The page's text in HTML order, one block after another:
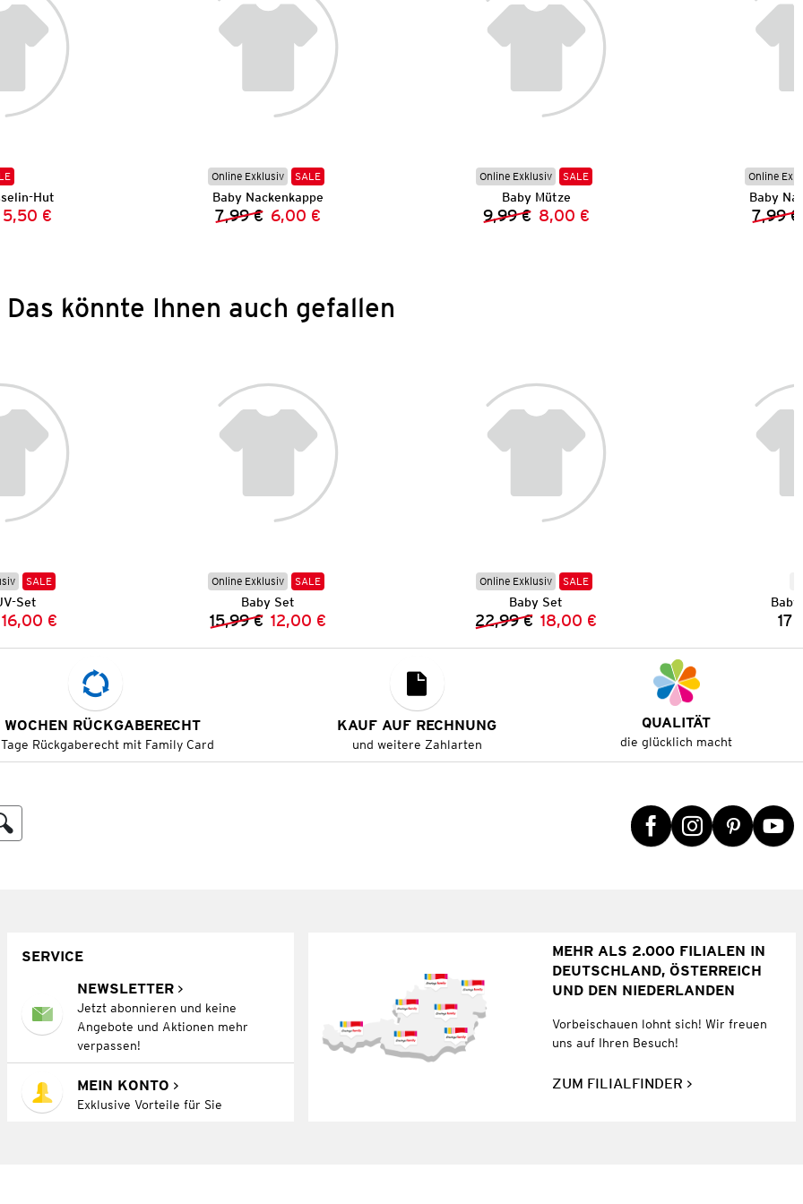
Hut
Preis:
Preis:
5,50 €
Online Exklusiv SALE
Baby Nackenkappe
Vorheriger Preis:
7,99 € Neuer Preis:
6,00 €
Online Exklusiv SALE
Baby Mütze
Vorheriger Preis:
9,99 € Neuer Preis:
8,00 €
Online
Baby
7,99 €
Das könnte Ihnen auch gefallen
SALE
Set
Preis:
Preis:
16,00 €
Online Exklusiv SALE
Baby Set
Vorheriger Preis:
15,99 € Neuer Preis:
12,00 €
Online Exklusiv SALE
Baby Set
Vorheriger Preis:
22,99 € Neuer Preis:
18,00 €
RÜCKGABERECHT
Rückgaberecht mit Family Card
KAUF AUF RECHNUNG
und weitere Zahlarten
QUALITÄT
die glücklich macht
SERVICE
NEWSLETTER
Jetzt abonnieren und keine
Angebote und Aktionen mehr
verpassen!
MEIN KONTO
Exklusive Vorteile für Sie
MEHR ALS 2.000 FILIALEN IN
DEUTSCHLAND, ÖSTERREICH
UND DEN NIEDERLANDEN
Vorbeischauen lohnt sich! Wir freuen
uns auf Ihren Besuch!
ZUM FILIALFINDER